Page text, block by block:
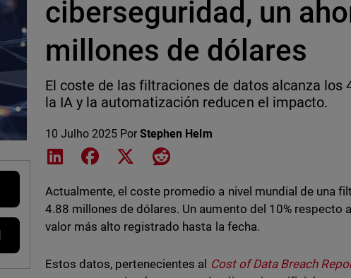
ciberseguridad, un
millones de dólares
El coste de las filtraciones de datos alcanza los
la IA y la automatización reducen el impacto.
10 Julho 2025 PorStephen Helm
Share on LinkedIn
Share on Facebook
Share on XShare on Reddit
Actualmente, el coste promedio a nivel mundial de una
4.88 millones de dólares. Un aumento del 10% respecto
valor más alto registrado hasta la fecha.
Estos datos, pertenecientes al Cost of Data Breach